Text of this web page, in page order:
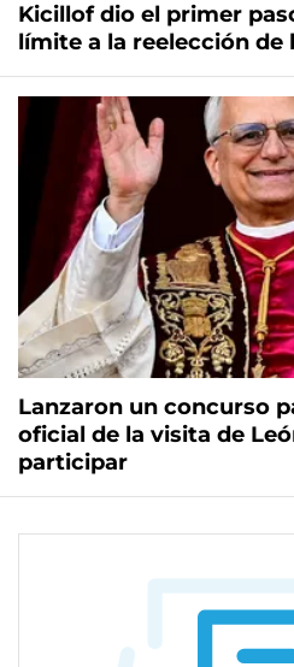
Kicillof dio el primer
límite a la reelección de
Lanzaron un concurso
oficial de la visita de
participar